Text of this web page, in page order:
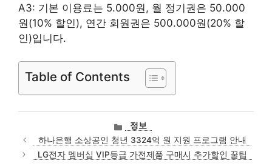
A3: 기본 이용료는 5.000원, 월 정기권은 50.000
원(10% 할인), 연간 회원권은 500.000원(20% 할
인)입니다.
Table of Contents
카
테
고
리
정보
하나은행 소상공인 청년 3324억 원 지원 프로그램 안내
LG전자 멤버십 VIP등급 가전제품 구매시 추가할인 꿀팁